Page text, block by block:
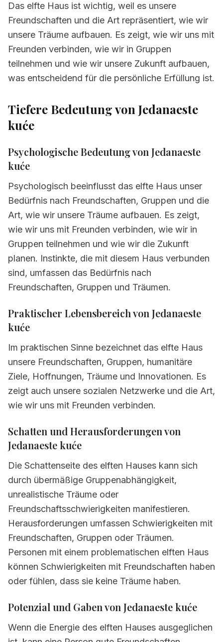
3.12 Elftes Haus in Fische
4. Kurze Zusammenfassung von Elftes Haus
5.
Häufig gestellte Fragen zu elftes haus
Das elfte Haus ist wichtig, weil es unsere
Freundschaften und die Art repräsentiert, wie wir
unsere Träume aufbauen. Es zeigt, wie wir uns mit
Freunden verbinden, wie wir in Gruppen
teilnehmen und wie wir unsere Zukunft aufbauen,
was entscheidend für die persönliche Erfüllung ist.
Tiefere Bedeutung von Jedanaeste
kuće
Psychologische Bedeutung von Jedanaeste
kuće
Psychologisch beeinflusst das elfte Haus unser
Bedürfnis nach Freundschaften, Gruppen und die
Art, wie wir unsere Träume aufbauen. Es zeigt,
wie wir uns mit Freunden verbinden, wie wir in
Gruppen teilnehmen und wie wir die Zukunft
planen. Instinkte, die mit diesem Haus verbunden
sind, umfassen das Bedürfnis nach
Freundschaften, Gruppen und Träumen.
Praktischer Lebensbereich von Jedanaeste
kuće
Im praktischen Sinne bezeichnet das elfte Haus
unsere Freundschaften, Gruppen, humanitäre
Ziele, Hoffnungen, Träume und Innovationen. Es
zeigt auch unsere sozialen Netzwerke und die Art,
wie wir uns mit Freunden verbinden.
Schatten und Herausforderungen von
Jedanaeste kuće
Die Schattenseite des elften Hauses kann sich
durch übermäßige Gruppenabhängigkeit,
unrealistische Träume oder
Freundschaftsschwierigkeiten manifestieren.
Herausforderungen umfassen Schwierigkeiten mit
Freundschaften, Gruppen oder Träumen.
Personen mit einem problematischen elften Haus
können Schwierigkeiten mit Freundschaften haben
oder fühlen, dass sie keine Träume haben.
Potenzial und Gaben von Jedanaeste kuće
Wenn die Energie des elften Hauses ausgeglichen